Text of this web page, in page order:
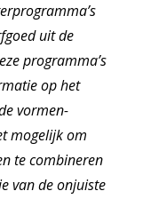
uit de
programma’s
op het
vormen-
mogelijk om
te combineren
van de onjuiste